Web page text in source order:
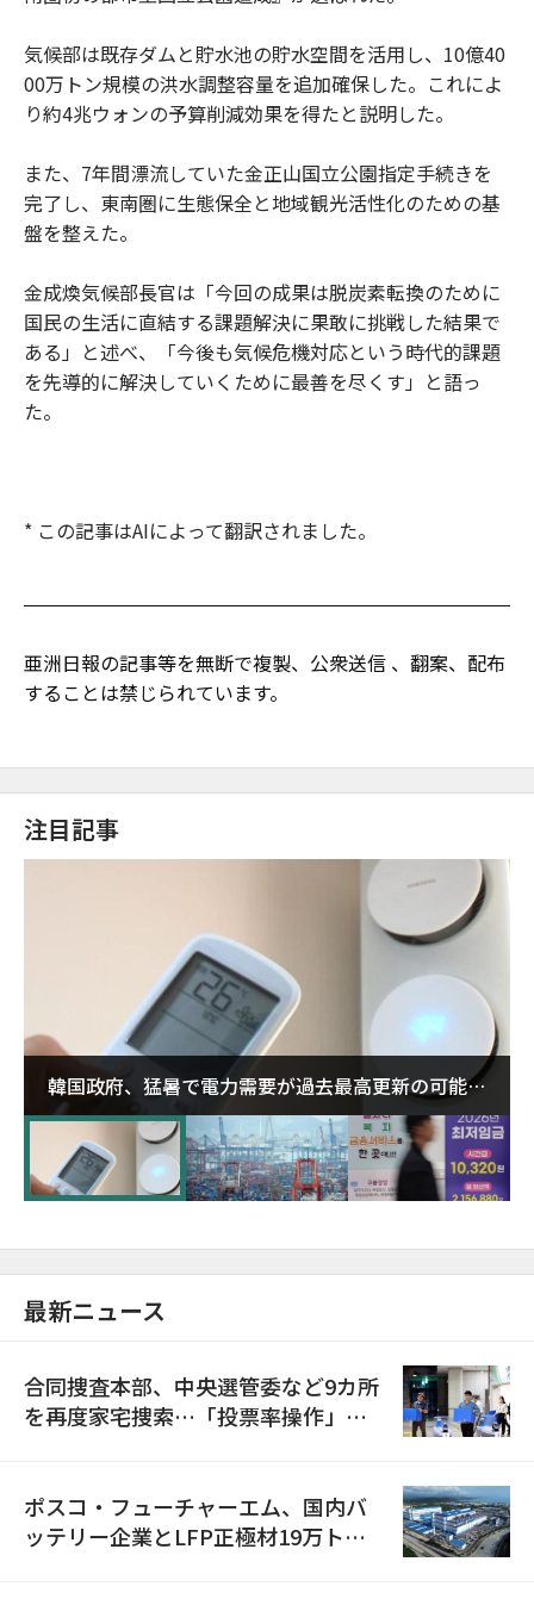
気候部は既存ダムと貯水池の貯水空間を活用し、10億40
00万トン規模の洪水調整容量を追加確保した。これによ
り約4兆ウォンの予算削減効果を得たと説明した。
また、7年間漂流していた金正山国立公園指定手続きを
完了し、東南圏に生態保全と地域観光活性化のための基
盤を整えた。
金成煥気候部長官は「今回の成果は脱炭素転換のために
国民の生活に直結する課題解決に果敢に挑戦した結果で
ある」と述べ、「今後も気候危機対応という時代的課題
を先導的に解決していくために最善を尽くす」と語っ
た。
* この記事はAIによって翻訳されました。
亜洲日報の記事等を無断で複製、公衆送信 、翻案、配布
することは禁じられています。
注目記事
韓国政府、猛暑で電力需要が過去最高更新の可能性
に需給対応体制を点検
最新ニュース
合同捜査本部、中央選管委など9カ所
を再度家宅捜索…「投票率操作」の
ポスコ・フューチャーエム、国内バ
ッテリー企業とLFP正極材19万トン